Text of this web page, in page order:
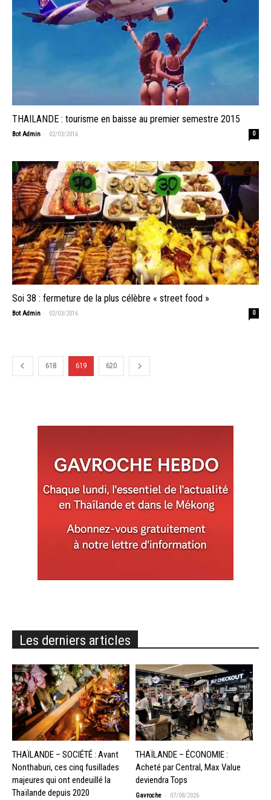
THAILANDE : tourisme en baisse au premier semestre 2015
Bot Admin - 02/03/2016 0
Soi 38 : fermeture de la plus célèbre « street food »
Bot Admin - 02/03/2016 0
618 619 620
Les derniers articles
THAÏLANDE – SOCIÉTÉ : Avant
Nonthaburi, ces cinq fusillades
majeures qui ont endeuillé la
Thaïlande depuis 2020
THAÏLANDE – ÉCONOMIE :
Acheté par Central, Max Value
deviendra Tops
Gavroche - 07/08/2026